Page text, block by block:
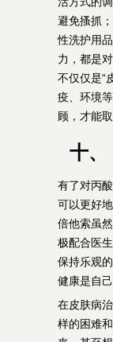
避免搔抓
性洗护用
力，都是
不仅仅是“
疫、环境
顾，才能
十、
有了对丙
可以更好
倍他索虽
极配合医
保持乐观
健康是自
在皮肤病
样的困难